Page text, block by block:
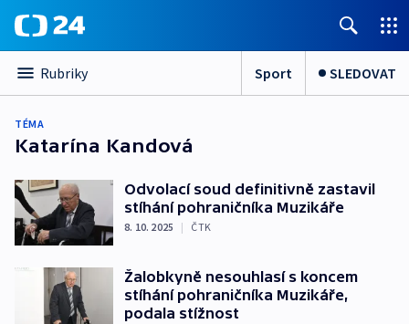
Rubriky Sport SLEDOVAT
TÉMA
Katarína Kandová
Odvolací soud definitivně zastavil
stíhání pohraničníka Muzikáře
8. 10. 2025 | ČTK
Žalobkyně nesouhlasí s koncem
stíhání pohraničníka Muzikáře,
podala stížnost